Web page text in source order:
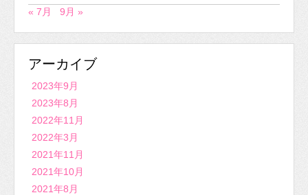
« 7月
9月 »
アーカイブ
2023年9月
2023年8月
2022年11月
2022年3月
2021年11月
2021年10月
2021年8月